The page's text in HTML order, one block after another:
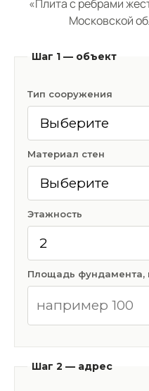
«Плита с ребрами
Московской
Шаг 1 — объект
Тип сооружения
Материал стен
Этажность
Площадь фундамента,
Шаг 2 — адрес